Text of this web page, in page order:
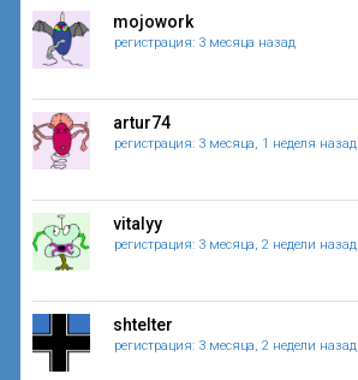
mojowork
регистрация: 3 месяца назад
artur74
регистрация: 3 месяца, 1 неделя назад
vitalyy
регистрация: 3 месяца, 2 недели назад
shtelter
регистрация: 3 месяца, 2 недели назад